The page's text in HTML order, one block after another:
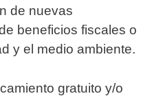
de nuevas
beneficios fiscales o
y el medio ambiente.
gratuito y/o